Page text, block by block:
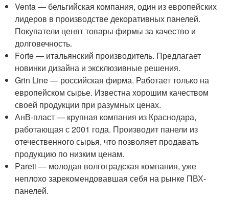
Venta — бельгийская компания, один из европейских
лидеров в производстве декоративных панелей.
Покупатели ценят товары фирмы за качество и
долговечность.
Forte — итальянский производитель. Предлагает
новинки дизайна и эксклюзивные решения.
Grin Line — российская фирма. Работает только на
европейском сырье. Известна хорошим качеством
своей продукции при разумных ценах.
АнВ-пласт — крупная компания из Краснодара,
работающая с 2001 года. Производит панели из
отечественного сырья, что позволяет продавать
продукцию по низким ценам.
Pareti — молодая волгоградская компания, уже
неплохо зарекомендовавшая себя на рынке ПВХ-
панелей.